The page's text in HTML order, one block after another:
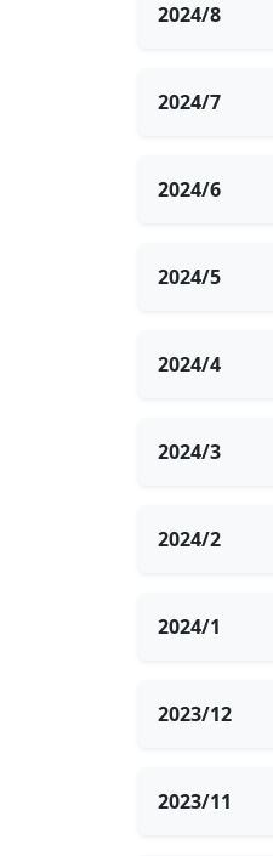
2024/8
2024/7
2024/6
2024/5
2024/4
2024/3
2024/2
2024/1
2023/12
2023/11